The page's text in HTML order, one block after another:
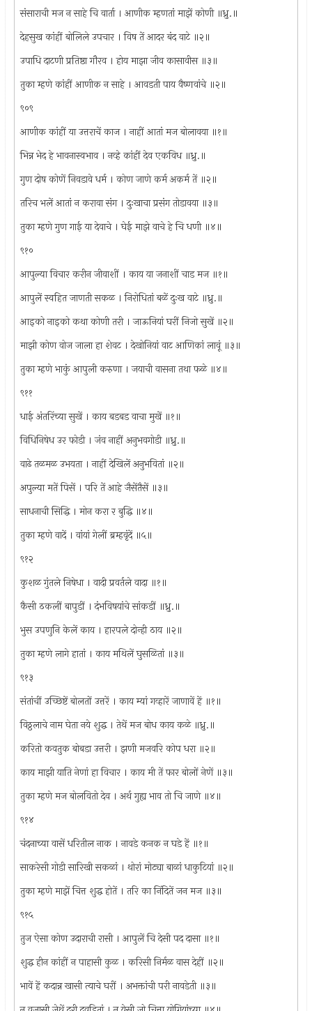
संसाराची मज न साहे चि वार्ता । आणीक म्हणतां माझें कोणी ॥ध्रु.॥
देहसुख कांहीं बोलिले उपचार । विष तें आदर बंद वाटे ॥२॥
उपाधि दाटणी प्रतिष्ठा गौरव । होय माझा जीव कासावीस ॥३॥
तुका म्हणे कांहीं आणीक न साहे । आवडती पाय वैष्णवांचे ॥२॥
९०९
आणीक कांहीं या उत्तराचें काज । नाहीं आतां मज बोलावया ॥१॥
भिन्न भेद हे भावनास्वभाव । नव्हे कांहीं देव एकविध ॥ध्रु.॥
गुण दोष कोणें निवडावे धर्म । कोण जाणे कर्म अकर्म तें ॥२॥
तरिच भलें आतां न करावा संग । दुःखाचा प्रसंग तोडावया ॥३॥
तुका म्हणे गुण गाई या देवाचे । घेई माझे वाचे हे चि धणी ॥४॥
९१०
आपुल्या विचार करीन जीवाशीं । काय या जनाशीं चाड मज ॥१॥
आपुलें स्वहित जाणती सकळ । निरोधितां बळें दुःख वाटे ॥ध्रु.॥
आइको नाइको कथा कोणी तरी । जाऊनियां घरीं निजो सुखें ॥२॥
माझी कोण वोज जाला हा शेवट । देखोनियां वाट आणिकां लावूं ॥३॥
तुका म्हणे भाकुं आपुली करुणा । जयाची वासना तथा फळे ॥४॥
९११
धाई अंतरिंच्या सुखें । काय बडबड वाचा मुखें ॥१॥
विधिनिषेध उर फोडी । जंव नाहीं अनुभवगोडी ॥ध्रु.॥
वाढे तळमळ उभयता । नाहीं देखिलें अनुभवितां ॥२॥
अपुल्या मतें पिसें । परि तें आहे जैसेंतैसें ॥३॥
साधनाची सिद्धि । मोन करा र बुद्धि ॥४॥
तुका म्हणे वादें । वांयां गेलीं ब्रम्हवृंदें ॥५॥
९१२
कुशळ गुंतले निषेधा । वादी प्रवर्तले वादा ॥१॥
कैसी ठकलीं बापुडीं । दंभविषयांचे सांकडीं ॥ध्रु.॥
भुस उपणुनि केलें काय । हारपले दोन्ही ठाय ॥२॥
तुका म्हणे लागे हातां । काय मथिलें घुसळितां ॥३॥
९१३
संतांचीं उच्छिष्टें बोलतों उत्तरें । काय म्यां गव्हारें जाणावें हें ॥१॥
विठ्ठलाचे नाम घेता नये शुद्ध । तेथें मज बोध काय कळे ॥ध्रु.॥
करितो कवतुक बोबडा उत्तरी । झणी मजवरि कोप धरा ॥२॥
काय माझी याति नेणां हा विचार । काय मी तें फार बोलों नेणें ॥३॥
तुका म्हणे मज बोलवितो देव । अर्थ गुह्य भाव तो चि जाणे ॥४॥
९१४
चंदनाच्या वासें धरितील नाक । नावडे कनक न घडे हें ॥१॥
साकरेसी गोडी सारिखी सकळां । थोरां मोट्या बाळां धाकुटियां ॥२॥
तुका म्हणे माझें चित्त शुद्ध होतें । तरि का निंदितें जन मज ॥३॥
९१५
तुज ऐसा कोण उदाराची रासी । आपुलें चि देसी पद दासा ॥१॥
शुद्ध हीन कांहीं न पाहासी कुळ । करिसी निर्मळ वास देहीं ॥२॥
भावें हें कदान्न खासी त्याचे घरीं । अभक्तांची परी नावडेती ॥३॥